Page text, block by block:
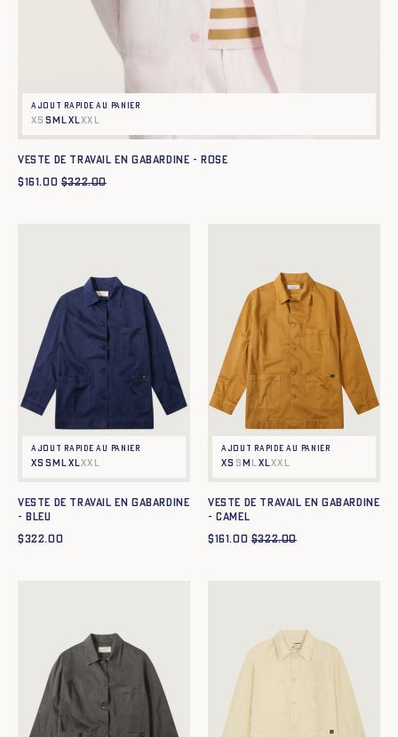
Ajout rapide au panier
XS S M L XLXXL
Veste de travail en gabardine - ROSE
$161.00 $322.00
Ajout rapide au panier
XS S M L XLXXL
Veste de travail en gabardine
- BLEU
$322.00
Ajout rapide au panier
XS S M XLXXL
Veste de travail en gabardine
- CAMEL
$161.00 $322.00